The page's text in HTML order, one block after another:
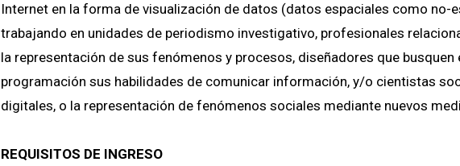
Internet en la forma de visualización de datos (datos espaciales como no-
trabajando en unidades de periodismo investigativo, profesionales
la representación de sus fenómenos y procesos, diseñadores que busquen
programación sus habilidades de comunicar información, y/o cientistas
digitales, o la representación de fenómenos sociales mediante nuevos
REQUISITOS DE INGRESO